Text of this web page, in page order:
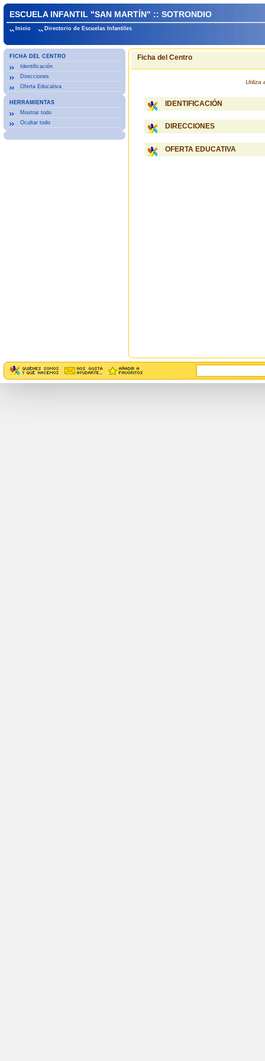
ESCUELA INFANTIL "SAN MARTÍN" :: SOTRONDIO
Inicio Directorio de Escuelas Infantiles
FICHA DEL CENTRO
Identificación
Direcciones
Oferta Educativa
HERRAMIENTAS
Mostrar todo
Ocultar todo
Ficha del Centro
Utiliza
IDENTIFICACIÓN
DIRECCIONES
OFERTA EDUCATIVA